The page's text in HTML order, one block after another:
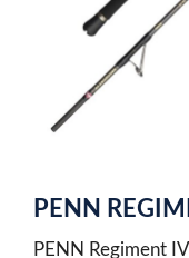
of
1
PENN
PENN Regiment